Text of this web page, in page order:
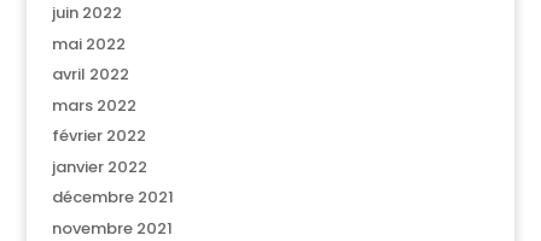
juin 2022
mai 2022
avril 2022
mars 2022
février 2022
janvier 2022
décembre 2021
novembre 2021